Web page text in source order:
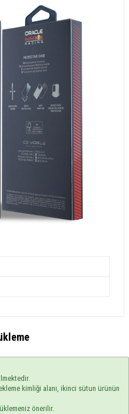
kimliği alanı, ikinci sütun ürünün
önerilir.